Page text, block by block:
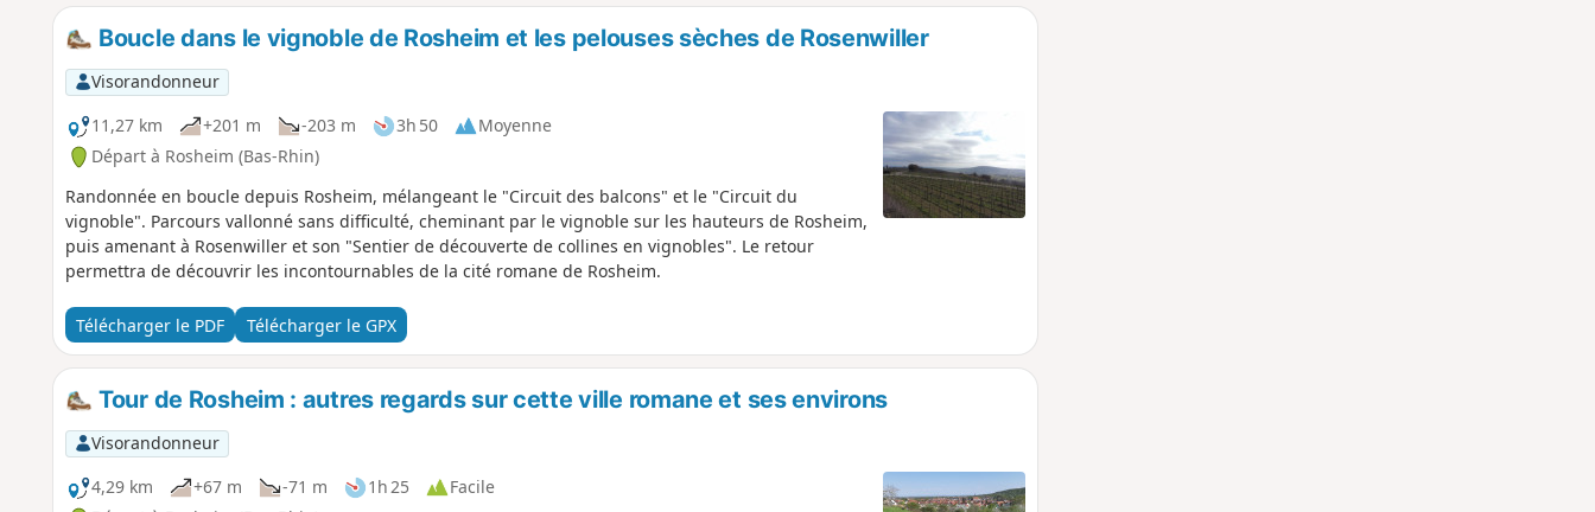
Boucle dans le vignoble de Rosheim et les pelouses sèches de Rosenwiller
Visorandonneur
11,27 km
+201 m -203 m 3h 50
Moyenne
Départ à Rosheim (Bas-Rhin)
Randonnée en boucle depuis Rosheim, mélangeant le "Circuit des balcons" et le "Circuit du
vignoble". Parcours vallonné sans difficulté, cheminant par le vignoble sur les hauteurs de Rosheim,
puis amenant à Rosenwiller et son "Sentier de découverte de collines en vignobles". Le retour
permettra de découvrir les incontournables de la cité romane de Rosheim.
Télécharger le PDF Télécharger le GPX
Tour de Rosheim : autres regards sur cette ville romane et ses environs
Visorandonneur
4,29 km
+67 m -71 m 1h 25
Facile